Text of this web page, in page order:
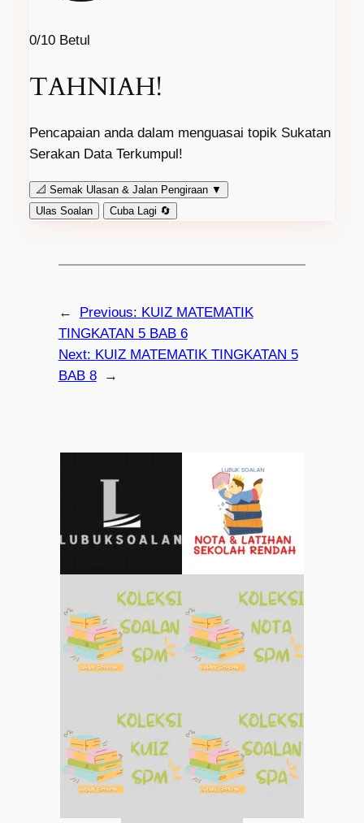
0/10 Betul
TAHNIAH!
Pencapaian anda dalam menguasai topik Sukatan
Serakan Data Terkumpul!
📐 Semak Ulasan & Jalan Pengiraan ▼
Ulas Soalan
Cuba Lagi 🔄
← Previous: KUIZ MATEMATIK
TINGKATAN 5 BAB 6
Next: KUIZ MATEMATIK TINGKATAN 5
BAB 8
→